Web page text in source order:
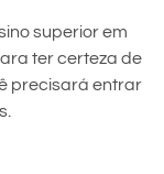
superior em
ter certeza de
precisará entrar